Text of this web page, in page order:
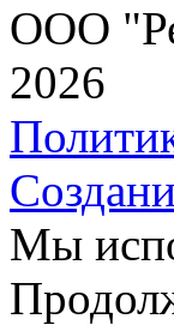
ООО
2026
Мы